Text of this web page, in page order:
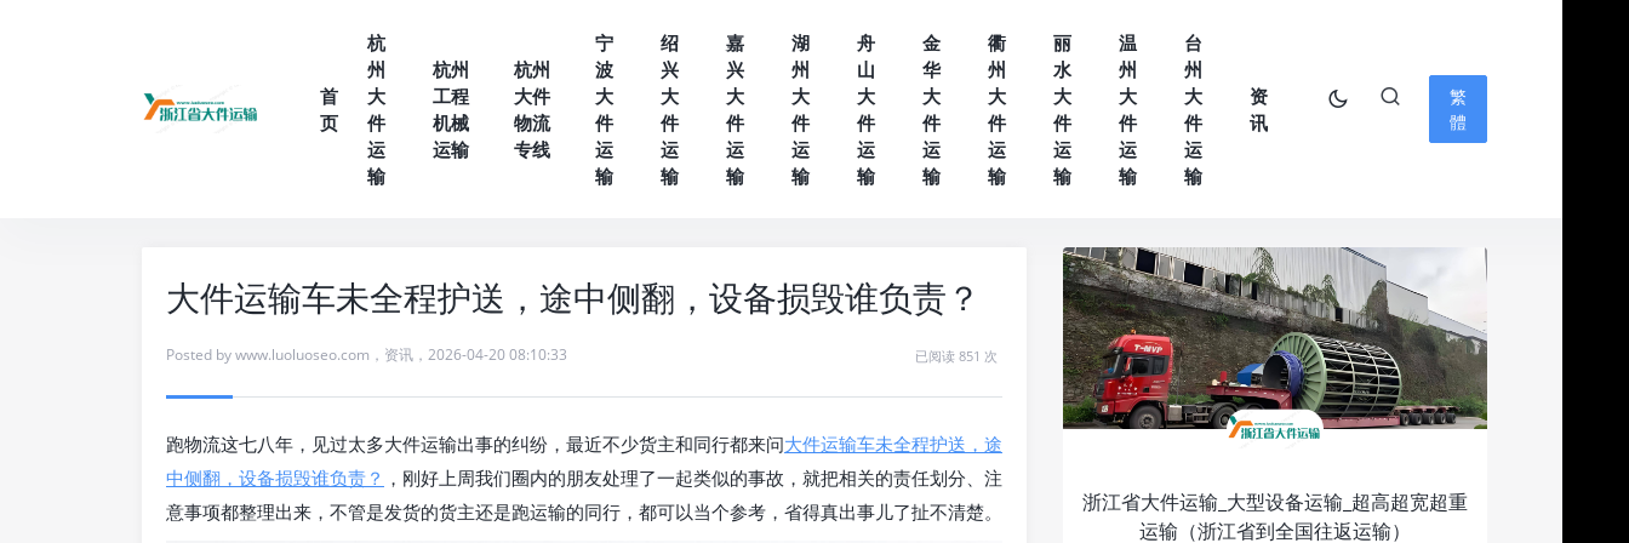
首
页
杭
州
大
件
运
输
杭州
工程
机械
运输
杭州
大件
物流
专线
宁
波
大
件
运
输
绍
兴
大
件
运
输
嘉
兴
大
件
运
输
湖
州
大
件
运
输
舟
山
大
件
运
输
金
华
大
件
运
输
衢
州
大
件
运
输
丽
水
大
件
运
输
温
州
大
件
运
输
台
州
大
件
运
输
资
讯
繁
體
大件运输车未全程护送，途中侧翻，设备损毁谁负责？
Posted bywww.luoluoseo.com ， 资讯 ， 2026-04-20 08:10:33 已阅读 851 次
跑物流这七八年，见过太多大件运输出事的纠纷，最近不少货主和同行都来问大件运输车未全程护送，途
中侧翻，设备损毁谁负责？ ，刚好上周我们圈内的朋友处理了一起类似的事故，就把相关的责任划分、注
意事项都整理出来，不管是发货的货主还是跑运输的同行，都可以当个参考，省得真出事儿了扯不清楚。
浙江省大件运输_大型设备运输_超高超宽超重
运输（浙江省到全国往返运输）